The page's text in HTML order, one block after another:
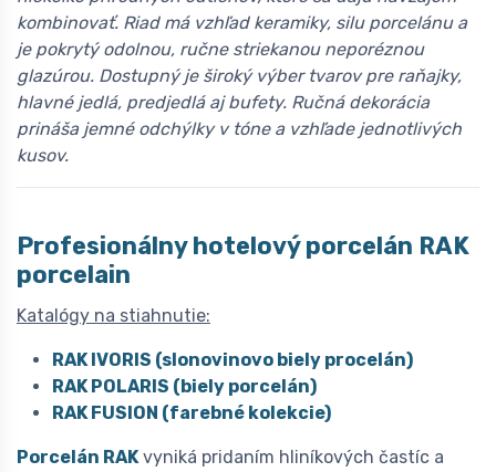
kombinovať. Riad má vzhľad keramiky, silu porcelánu a
je pokrytý odolnou, ručne striekanou neporéznou
glazúrou. Dostupný je široký výber tvarov pre raňajky,
hlavné jedlá, predjedlá aj bufety. Ručná dekorácia
prináša jemné odchýlky v tóne a vzhľade jednotlivých
kusov.
Profesionálny hotelový porcelán RAK
porcelain
Katalógy na stiahnutie:
RAK IVORIS (slonovinovo biely procelán)
RAK POLARIS (biely porcelán)
RAK FUSION (farebné kolekcie)
Porcelán RAKvyniká pridaním hliníkových častíc a